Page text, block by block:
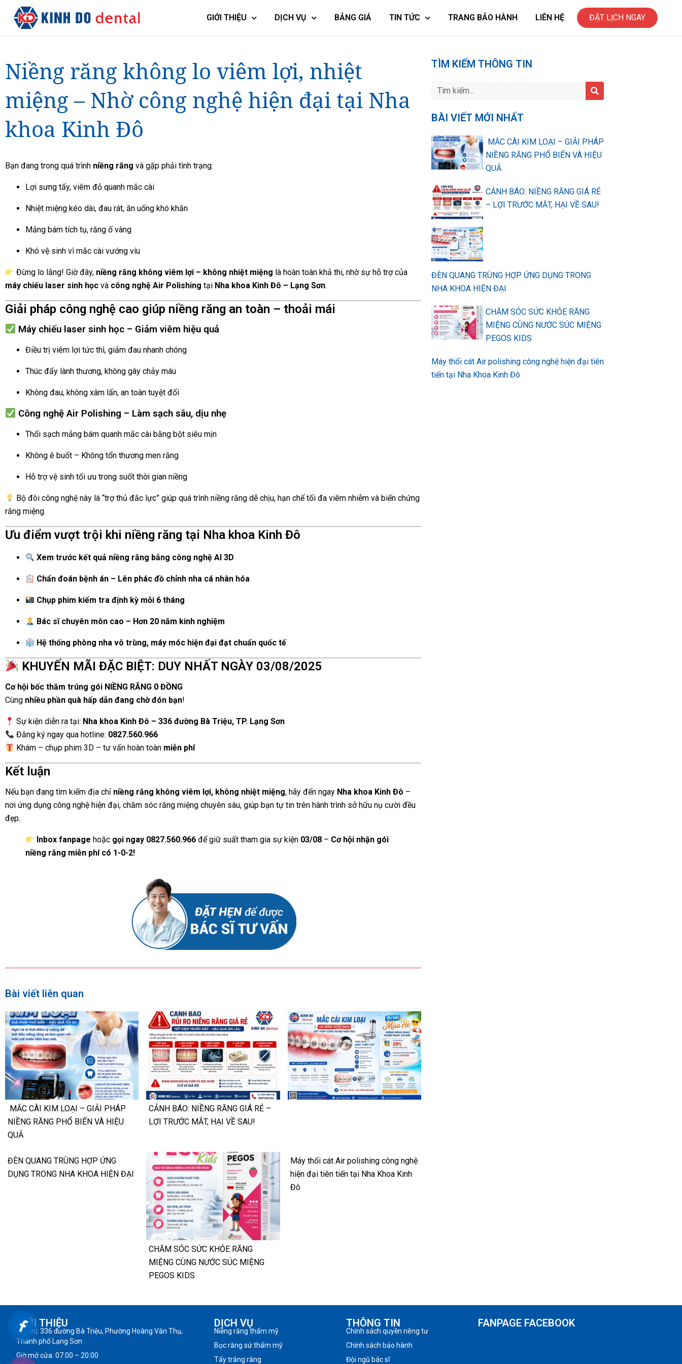
GIỚI THIỆU DỊCH VỤ BẢNG GIÁ TIN TỨC TRANG BẢO HÀNH LIÊN HỆ ĐẶT LỊCH NGAY
Niềng răng không lo viêm lợi, nhiệt
miệng – Nhờ công nghệ hiện đại tại Nha
khoa Kinh Đô
Bạn đang trong quá trình niềng răng và gặp phải tình trạng:
Lợi sưng tấy, viêm đỏ quanh mắc cài
Nhiệt miệng kéo dài, đau rát, ăn uống khó khăn
Mảng bám tích tụ, răng ố vàng
Khó vệ sinh vì mắc cài vướng víu
Đừng lo lắng! Giờ đây, niềng răng không viêm lợi – không nhiệt miệng là hoàn toàn khả thi, nhờ sự hỗ trợ của
máy chiếu laser sinh học và công nghệ Air Polishing tại Nha khoa Kinh Đô – Lạng Sơn.
Giải pháp công nghệ cao giúp niềng răng an toàn – thoải mái
Máy chiếu laser sinh học – Giảm viêm hiệu quả
Điều trị viêm lợi tức thì, giảm đau nhanh chóng
Thúc đẩy lành thương, không gây chảy máu
Không đau, không xâm lấn, an toàn tuyệt đối
Công nghệ Air Polishing – Làm sạch sâu, dịu nhẹ
Thổi sạch mảng bám quanh mắc cài bằng bột siêu mịn
Không ê buốt – Không tổn thương men răng
Hỗ trợ vệ sinh tối ưu trong suốt thời gian niềng
Bộ đôi công nghệ này là “trợ thủ đắc lực” giúp quá trình niềng răng dễ chịu, hạn chế tối đa viêm nhiễm và biến chứng
răng miệng.
Ưu điểm vượt trội khi niềng răng tại Nha khoa Kinh Đô
Xem trước kết quả niềng răng bằng công nghệ AI 3D
Chẩn đoán bệnh án – Lên phác đồ chỉnh nha cá nhân hóa
Chụp phim kiểm tra định kỳ mỗi 6 tháng
Bác sĩ chuyên môn cao – Hơn 20 năm kinh nghiệm
Hệ thống phòng nha vô trùng, máy móc hiện đại đạt chuẩn quốc tế
KHUYẾN MÃI ĐẶC BIỆT: DUY NHẤT NGÀY 03/08/2025
Cơ hội bốc thăm trúng gói NIỀNG RĂNG 0 ĐỒNG
Cùng nhiều phần quà hấp dẫn đang chờ đón bạn!
Sự kiện diễn ra tại: Nha khoa Kinh Đô – 336 đường Bà Triệu, TP. Lạng Sơn
Đăng ký ngay qua hotline: 0827.560.966
Khám – chụp phim 3D – tư vấn hoàn toàn miễn phí
Kết luận
Nếu bạn đang tìm kiếm địa chỉ niềng răng không viêm lợi, không nhiệt miệng, hãy đến ngay Nha khoa Kinh Đô –
nơi ứng dụng công nghệ hiện đại, chăm sóc răng miệng chuyên sâu, giúp bạn tự tin trên hành trình sở hữu nụ cười đều
đẹp.
Inbox fanpage hoặc gọi ngay 0827.560.966 để giữ suất tham gia sự kiện 03/08 – Cơ hội nhận gói
niềng răng miễn phí có 1-0-2!
Bài viết liên quan
MẮC CÀI KIM LOẠI – GIẢI PHÁP
NIỀNG RĂNG PHỔ BIẾN VÀ HIỆU
QUẢ
CẢNH BÁO: NIỀNG RĂNG GIÁ RẺ –
LỢI TRƯỚC MẮT, HẠI VỀ SAU!
ĐÈN QUANG TRÙNG HỢP ỨNG
DỤNG TRONG NHA KHOA HIỆN ĐẠI
CHĂM SÓC SỨC KHỎE RĂNG
MIỆNG CÙNG NƯỚC SÚC MIỆNG
PEGOS KIDS
Máy thổi cát Air polishing công nghệ
hiện đại tiên tiến tại Nha Khoa Kinh
Đô
TÌM KIẾM THÔNG TIN
BÀI VIẾT MỚI NHẤT
MẮC CÀI KIM LOẠI – GIẢI PHÁP
NIỀNG RĂNG PHỔ BIẾN VÀ HIỆU
QUẢ
CẢNH BÁO: NIỀNG RĂNG GIÁ RẺ
– LỢI TRƯỚC MẮT, HẠI VỀ SAU!
ĐÈN QUANG TRÙNG HỢP ỨNG DỤNG TRONG
NHA KHOA HIỆN ĐẠI
CHĂM SÓC SỨC KHỎE RĂNG
MIỆNG CÙNG NƯỚC SÚC MIỆNG
PEGOS KIDS
Máy thổi cát Air polishing công nghệ hiện đại tiên
tiến tại Nha Khoa Kinh Đô
GIỚI THIỆU
Địa chỉ: 336 đường Bà Triệu, Phường Hoàng Văn Thụ,
Thành phố Lạng Sơn
Giờ mở cửa: 07:00 – 20:00
DỊCH VỤ
Niềng răng thẩm mỹ
Bọc răng sứ thẩm mỹ
Tẩy trắng răng
THÔNG TIN
Chính sách quyền riêng tư
Chính sách bảo hành
Đội ngũ bác sĩ
FANPAGE FACEBOOK